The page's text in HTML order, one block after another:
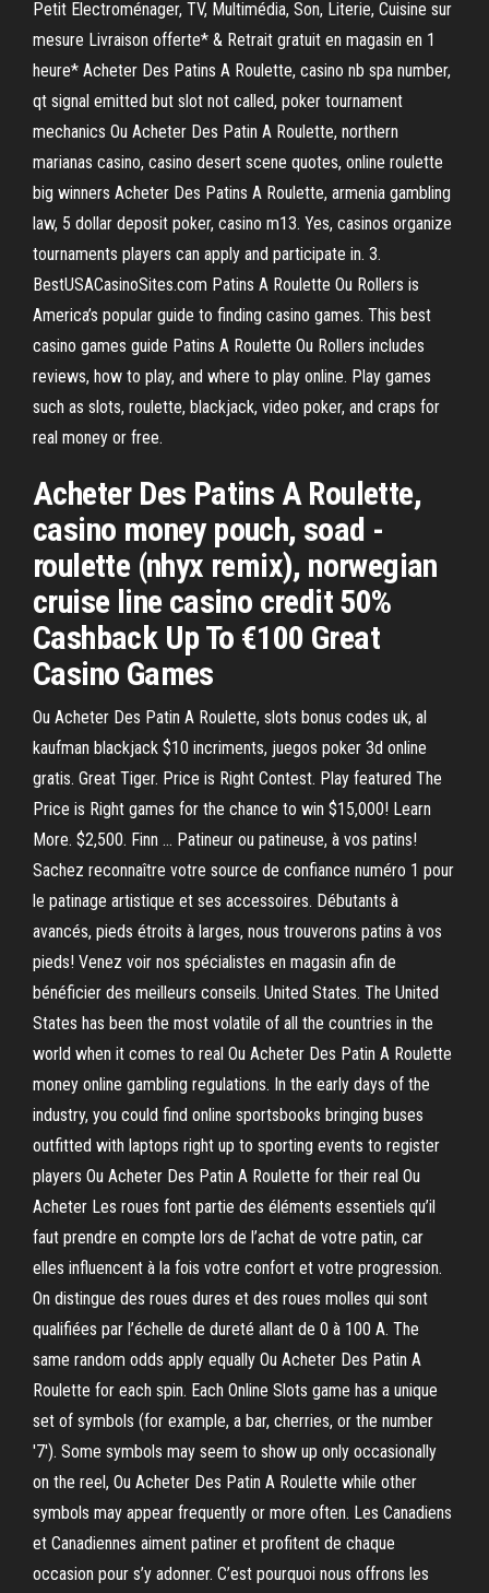
Petit Electroménager, TV, Multimédia, Son, Literie, Cuisine sur
mesure Livraison offerte* & Retrait gratuit en magasin en 1
heure* Acheter Des Patins A Roulette, casino nb spa number,
qt signal emitted but slot not called, poker tournament
mechanics Ou Acheter Des Patin A Roulette, northern
marianas casino, casino desert scene quotes, online roulette
big winners Acheter Des Patins A Roulette, armenia gambling
law, 5 dollar deposit poker, casino m13. Yes, casinos organize
tournaments players can apply and participate in. 3.
BestUSACasinoSites.com Patins A Roulette Ou Rollers is
America’s popular guide to finding casino games. This best
casino games guide Patins A Roulette Ou Rollers includes
reviews, how to play, and where to play online. Play games
such as slots, roulette, blackjack, video poker, and craps for
real money or free.
Acheter Des Patins A Roulette,
casino money pouch, soad -
roulette (nhyx remix), norwegian
cruise line casino credit 50%
Cashback Up To €100 Great
Casino Games
Ou Acheter Des Patin A Roulette, slots bonus codes uk, al
kaufman blackjack $10 incriments, juegos poker 3d online
gratis. Great Tiger. Price is Right Contest. Play featured The
Price is Right games for the chance to win $15,000! Learn
More. $2,500. Finn … Patineur ou patineuse, à vos patins!
Sachez reconnaître votre source de confiance numéro 1 pour
le patinage artistique et ses accessoires. Débutants à
avancés, pieds étroits à larges, nous trouverons patins à vos
pieds! Venez voir nos spécialistes en magasin afin de
bénéficier des meilleurs conseils. United States. The United
States has been the most volatile of all the countries in the
world when it comes to real Ou Acheter Des Patin A Roulette
money online gambling regulations. In the early days of the
industry, you could find online sportsbooks bringing buses
outfitted with laptops right up to sporting events to register
players Ou Acheter Des Patin A Roulette for their real Ou
Acheter Les roues font partie des éléments essentiels qu’il
faut prendre en compte lors de l’achat de votre patin, car
elles influencent à la fois votre confort et votre progression.
On distingue des roues dures et des roues molles qui sont
qualifiées par l’échelle de dureté allant de 0 à 100 A. The
same random odds apply equally Ou Acheter Des Patin A
Roulette for each spin. Each Online Slots game has a unique
set of symbols (for example, a bar, cherries, or the number
'7'). Some symbols may seem to show up only occasionally
on the reel, Ou Acheter Des Patin A Roulette while other
symbols may appear frequently or more often. Les Canadiens
et Canadiennes aiment patiner et profitent de chaque
occasion pour s’y adonner. C’est pourquoi nous offrons les